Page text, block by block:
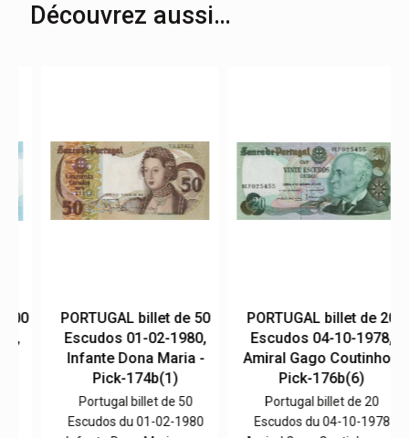
Découvrez aussi…
PORTUGAL billet de 50
Escudos 01-02-1980,
Infante Dona Maria -
Pick-174b(1)
Portugal billet de 50
Escudos du 01-02-1980
PORTUGAL billet de 20
Escudos 04-10-1978,
Amiral Gago Coutinho -
Pick-176b(6)
Portugal billet de 20
Escudos du 04-10-1978